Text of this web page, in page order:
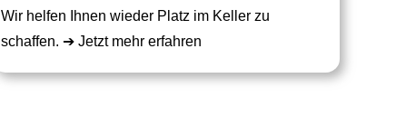
Wir helfen Ihnen wieder Platz im Keller zu
schaffen. ➔ Jetzt mehr erfahren